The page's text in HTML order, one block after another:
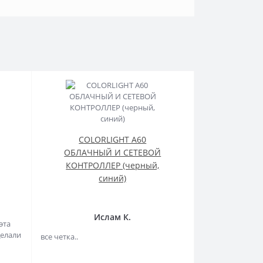
COLORLIGHT A60
ОБЛАЧНЫЙ И СЕТЕВОЙ
КОНТРОЛЛЕР (черный,
синий)
Ислам К.
все четка..